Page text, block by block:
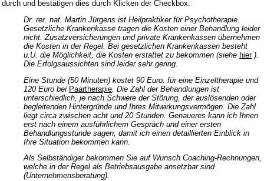
durch und bestätigen dies durch Klicken der Checkbox:
Dr. rer. nat. Martin Jürgens ist Heilpraktiker für Psychotherapie.
Gesetzliche Krankenkasse tragen die Kosten einer Behandlung leider
nicht. Zusatzversicherungen und private Krankenkassen übernehmen
die Kosten in der Regel. Bei gesetzlichen Krankenkassen besteht
u.U. die Möglichkeit, die Kosten erstattet zu bekommen (siehe hier).
Die Erfolgsaussichten sind leider sehr gering.
Eine Stunde (50 Minuten) kostet 90 Euro. für eine Einzeltherapie und
120 Euro bei Paartherapie . Die Zahl der Behandlungen ist
unterschiedlich, je nach Schwere der Störung, der auslösenden oder
begleitenden Hintergründe und Ihres Mitwirkungsvermögen. Die Zahl
liegt circa zwischen acht und 20 Stunden. Genaueres kann ich Ihnen
erst nach einem ausführlichem Gespräch und einer ersten
Behandlungsstunde sagen, damit ich einen detaillierten Einblick in
Ihre Situation bekommen kann.
Als Selbständiger bekommen Sie auf Wunsch Coaching-Rechnungen,
welche in der Regel als Betriebsausgabe ansetzbar sind
(Unternehmensberatung).